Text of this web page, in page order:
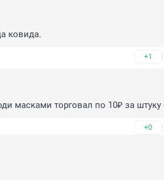
ковида.
+1
масками торговал по 10₽ за штуку
+0